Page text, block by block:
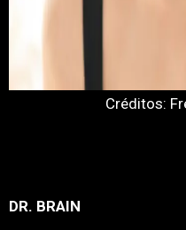
Créditos:
DR. BRAIN